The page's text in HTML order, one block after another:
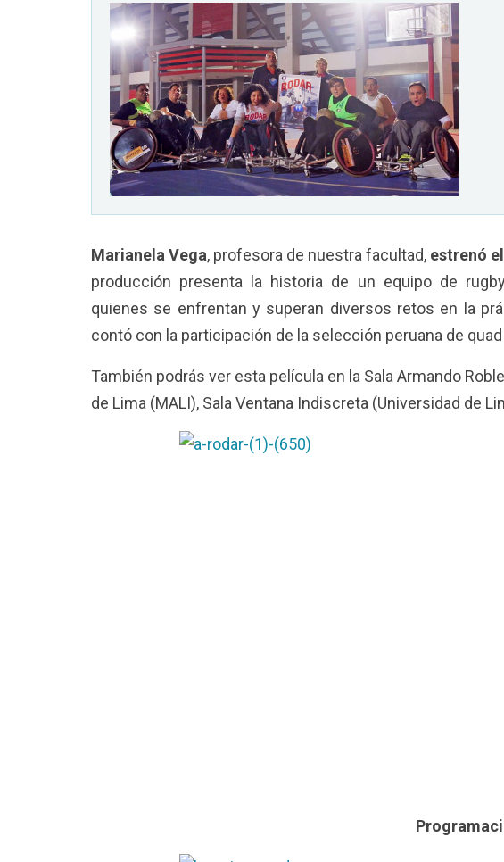
Marianela Vega, profesora de nuestra facultad, estrenó
producción presenta la historia de un equipo de
quienes se enfrentan y superan diversos retos en la
contó con la participación de la selección peruana de quad
También podrás ver esta película en la Sala Armando
de Lima (MALI), Sala Ventana Indiscreta (Universidad de